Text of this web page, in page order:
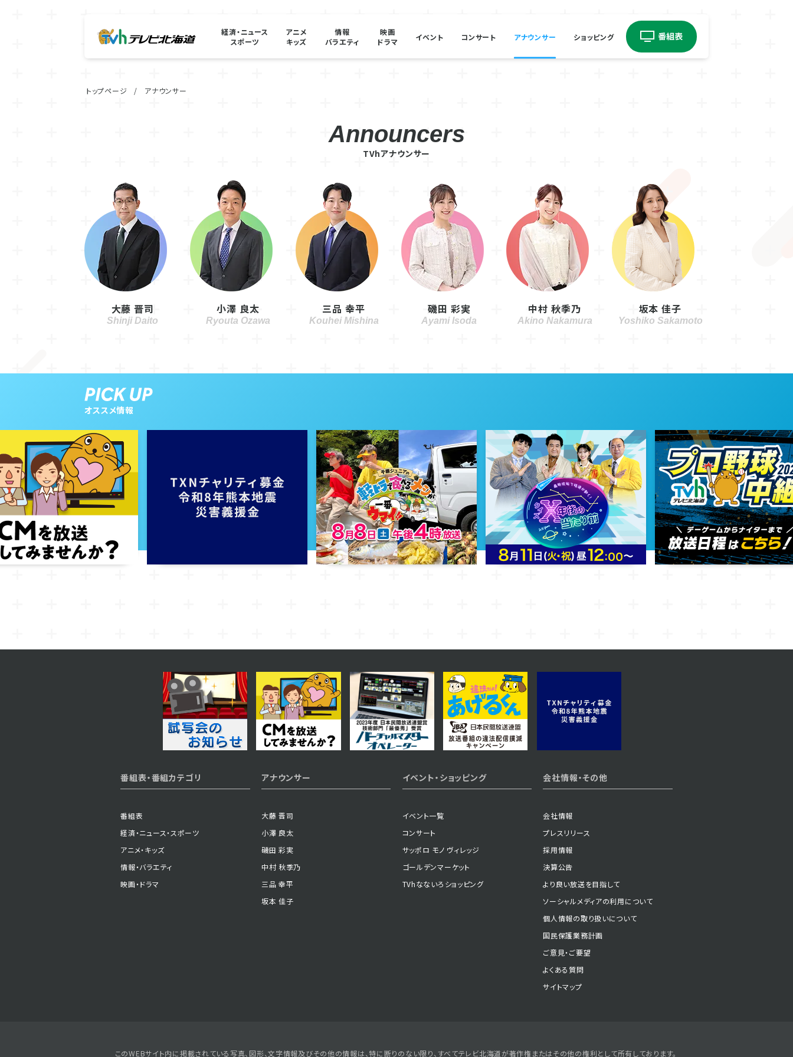
経済・ニュース
スポーツ
アニメ
キッズ
情報
バラエティ
映画
ドラマ
イベント コンサート アナウンサー ショッピング
トップページ アナウンサー
TVhアナウンサー
大藤 晋司 小澤 良太 三品 幸平 磯田 彩実 中村 秋季乃 坂本 佳子
オススメ情報
番組表・番組カテゴリ
番組表
経済・ニュース・スポーツ
アニメ・キッズ
情報・バラエティ
映画・ドラマ
アナウンサー
大藤 晋司
小澤 良太
磯田 彩実
中村 秋季乃
三品 幸平
坂本 佳子
イベント・ショッピング
イベント一覧
コンサート
サッポロ モノ ヴィレッジ
ゴールデンマーケット
TVhなないろショッピング
会社情報・その他
会社情報
プレスリリース
採用情報
決算公告
より良い放送を目指して
ソーシャルメディアの利用について
個人情報の取り扱いについて
国民保護業務計画
ご意見・ご要望
よくある質問
サイトマップ
このWEBサイト内に掲載されている写真、図形、文字情報及びその他の情報は、特に断りのない限り、すべてテレビ北海道が著作権またはその他の権利として所有しております。